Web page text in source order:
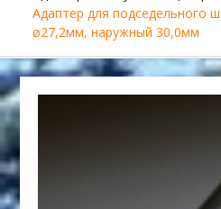
Адаптер для подседельного
ø27,2мм, наружный 30,0мм